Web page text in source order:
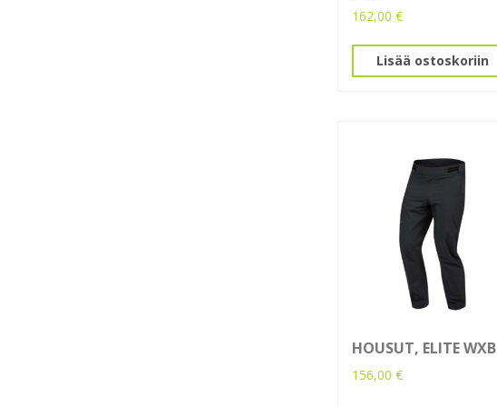
162,00 €
Lisää ostoskoriin
HOUSUT, ELITE WXB
156,00 €